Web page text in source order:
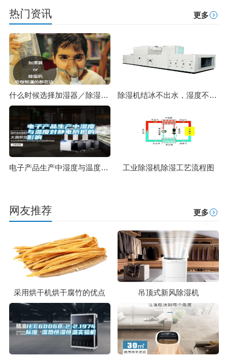
热门资讯 更多
什么时候选择加湿器／除湿机？看了你就明白 除湿机结冰不出水，湿度不下降，化霜是怎么一回事？
电子产品生产中湿度与温度对静电防护的影响 工业除湿机除湿工艺流程图
网友推荐 更多
采用烘干机烘干腐竹的优点 吊顶式新风除湿机